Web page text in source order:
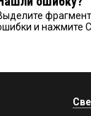
и нажмите